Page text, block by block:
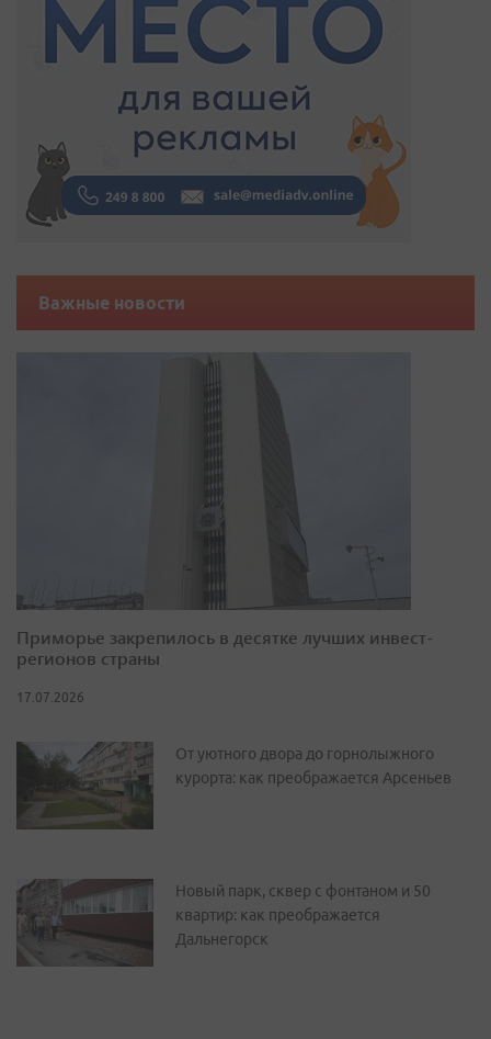
Важные новости
Приморье закрепилось в десятке лучших инвест-
регионов страны
17.07.2026
От уютного двора до горнолыжного
курорта: как преображается Арсеньев
Новый парк, сквер с фонтаном и 50
квартир: как преображается
Дальнегорск